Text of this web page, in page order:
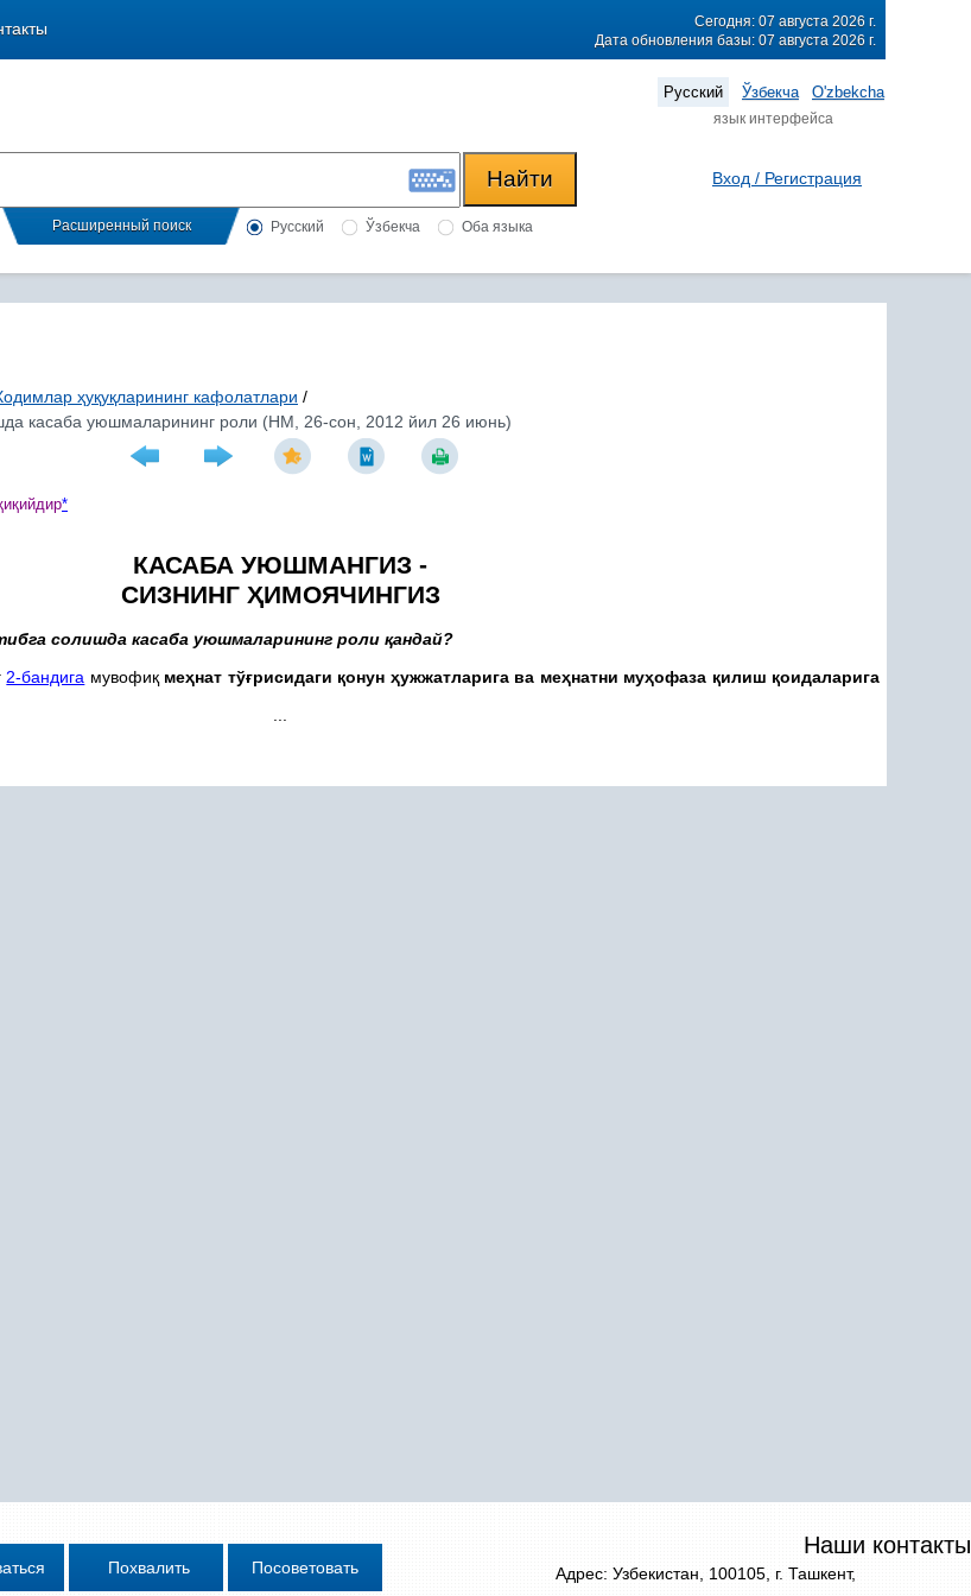
Сегодня: 07 августа 2026 г.
Дата обновления базы: 07 августа 2026 г.
Русский Ўзбекча O'zbekcha
язык интерфейса
Расширенный поиск Русский Ўзбекча Оба языка
Вход / Регистрация
ҳуқуқларининг кафолатлари /
касаба уюшмаларининг роли (НМ, 26-сон, 2012 йил 26 июнь)
иқийдир*
КАСАБА УЮШМАНГИЗ -
СИЗНИНГ ҲИМОЯЧИНГИЗ
солишда касаба уюшмаларининг роли қандай?
2-бандига мувофиқ меҳнат тўғрисидаги қонун ҳужжатларига ва меҳнатни муҳофаза қилиш қоидаларига
Наши контакты
Адрес: Узбекистан, 100105, г. Ташкент,